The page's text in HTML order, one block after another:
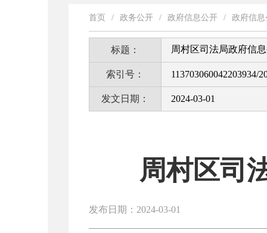
首页 / 政务公开 / 政府信息公开 / 政府信
标题： 周村区司法局政府信
索引号： 113703060042203934/
发文日期： 2024-03-01
周村区司
发布日期：2024-03-01